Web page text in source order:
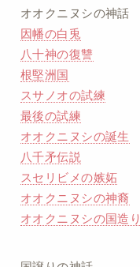
オオクニヌシの神話
因幡の白兎
八十神の復讐
根堅洲国
スサノオの試練
最後の試練
オオクニヌシの誕生
八千矛伝説
スセリビメの嫉妬
オオクニヌシの神裔
オオクニヌシの国造り